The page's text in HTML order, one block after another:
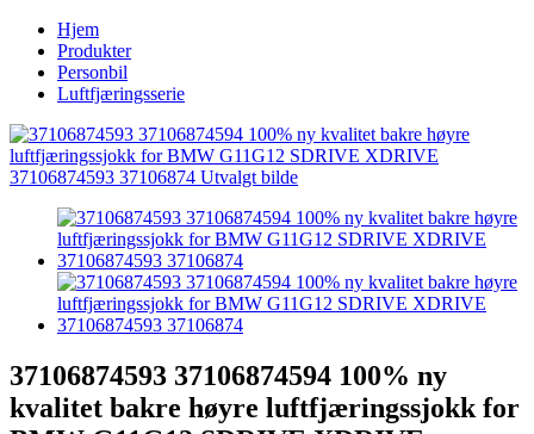
Hjem
Produkter
Personbil
Luftfjæringsserie
37106874593 37106874594 100% ny
kvalitet bakre høyre luftfjæringssjokk for